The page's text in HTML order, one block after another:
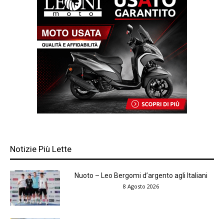
Notizie Più Lette
Nuoto – Leo Bergomi d’argento agli Italiani
8 Agosto 2026